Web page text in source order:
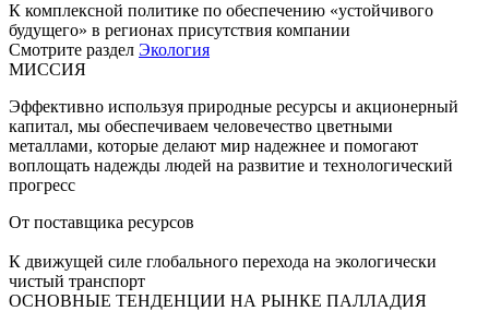
К комплексной политике по обеспечению «устойчивого
будущего» в регионах присутствия компании
Смотрите раздел Экология
МИССИЯ
Эффективно используя природные ресурсы и акционерный
капитал, мы обеспечиваем человечество цветными
металлами, которые делают мир надежнее и помогают
воплощать надежды людей на развитие и технологический
прогресс
От поставщика ресурсов
К движущей силе глобального перехода на экологически
чистый транспорт
ОСНОВНЫЕ ТЕНДЕНЦИИ НА РЫНКЕ ПАЛЛАДИЯ